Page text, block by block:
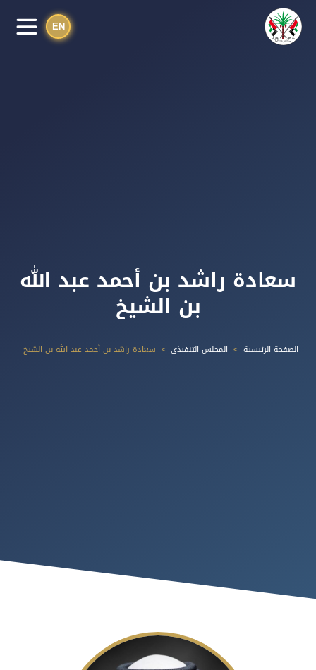
EN
سعادة راشد بن أحمد عبد الله
بن الشيخ
الصفحة الرئيسية المجلس التنفيذي سعادة راشد بن أحمد عبد الله بن الشيخ